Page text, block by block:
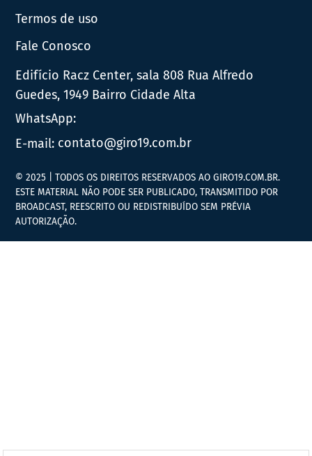
Termos de uso
Fale Conosco
Edifício Racz Center, sala 808 Rua Alfredo
Guedes, 1949 Bairro Cidade Alta
WhatsApp:
E-mail: contato@giro19.com.br
© 2025 | TODOS OS DIREITOS RESERVADOS AO GIRO19.COM.BR.
ESTE MATERIAL NÃO PODE SER PUBLICADO, TRANSMITIDO POR
BROADCAST, REESCRITO OU REDISTRIBUÍDO SEM PRÉVIA
AUTORIZAÇÃO.